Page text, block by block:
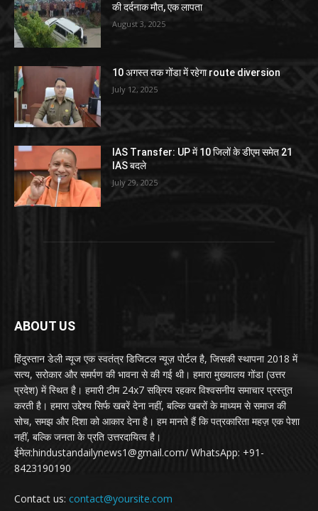
की दर्दनाक मौत, एक लापता
August 3, 2025
10 अगस्त तक गोंडा में रहेगा route diversion
July 12, 2025
IAS Transfer: UP में 10 जिलों के डीएम समेत 21
IAS बदले
July 29, 2025
ABOUT US
हिंदुस्तान डेली न्यूज एक स्वतंत्र डिजिटल न्यूज़ पोर्टल है, जिसकी स्थापना 2018 में
सत्य, सरोकार और समर्पण की भावना से की गई थी। हमारा मुख्यालय गोंडा (उत्तर
प्रदेश) में स्थित है। हमारी टीम 24x7 सक्रिय रहकर विश्वसनीय समाचार प्रस्तुत
करती है। हमारा उद्देश्य सिर्फ खबरें देना नहीं, बल्कि खबरों के माध्यम से समाज की
सोच, समझ और दिशा को आकार देना है। हम मानते हैं कि पत्रकारिता महज़ एक पेशा
नहीं, बल्कि जनता के प्रति उत्तरदायित्व है।
ईमेल:hindustandailynews1@gmail.com/ WhatsApp: +91-
8423190190
Contact us: contact@yoursite.com